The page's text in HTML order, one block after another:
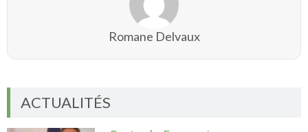
Romane Delvaux
ACTUALITÉS